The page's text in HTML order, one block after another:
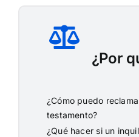
¿Por
¿Cómo puedo
testamento?
¿Qué hacer si un